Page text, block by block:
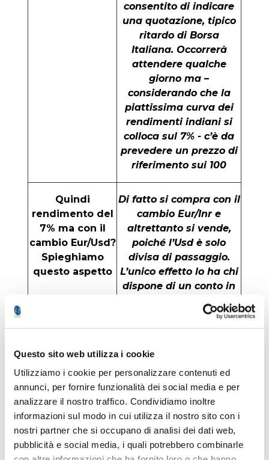
Questo sito web utilizza i cookie
Utilizziamo i cookie per personalizzare contenuti ed
annunci, per fornire funzionalità dei social media e per
analizzare il nostro traffico. Condividiamo inoltre
informazioni sul modo in cui utilizza il nostro sito con i
nostri partner che si occupano di analisi dei dati web,
pubblicità e social media, i quali potrebbero combinarle
consentito di indicare
una quotazione, tipico
ritardo di Borsa
Italiana. Occorrerà
attendere qualche
giorno ma –
considerando che la
piattissima curva dei
rendimenti indiani si
colloca sul 7% - c’è da
prevedere un prezzo di
riferimento sui 100
Quindi
rendimento del
7% ma con il
cambio Eur/Usd?
Spieghiamo
questo aspetto
Di fatto si compra con il
cambio Eur/Inr e
altrettanto si vende,
poiché l’Usd è solo
divisa di passaggio.
L’unico effetto lo ha chi
dispone di un conto in
valuta (Usd), che si
vede attribuire – se
l’intermediario non
cedole appunto in
dollari
Punti forti?
Il rendimento e le
potenzialità che di qui
al 2031 la rupia si
rafforzi e non di poco